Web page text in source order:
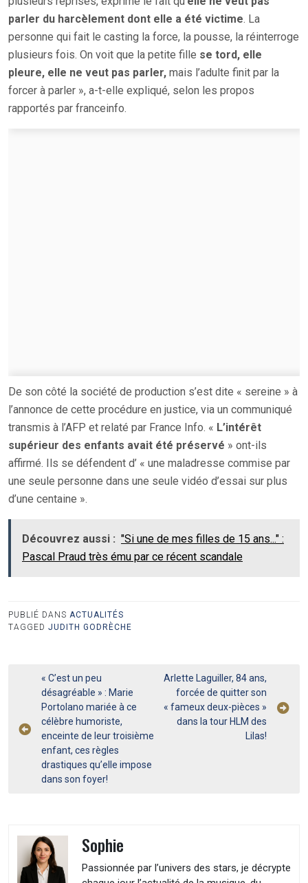
parler du harcèlement dont elle a été victime. La
personne qui fait le casting la force, la pousse, la réinterroge
plusieurs fois. On voit que la petite fille se tord, elle
pleure, elle ne veut pas parler, mais l’adulte finit par la
forcer à parler », a-t-elle expliqué, selon les propos
rapportés par franceinfo.
De son côté la société de production s’est dite « sereine » à
l’annonce de cette procédure en justice, via un communiqué
transmis à l’AFP et relaté par France Info. « L’intérêt
supérieur des enfants avait été préservé » ont-ils
affirmé. Ils se défendent d’ « une maladresse commise par
une seule personne dans une seule vidéo d’essai sur plus
d’une centaine ».
Découvrez aussi : "Si une de mes filles de 15 ans..." :
Pascal Praud très ému par ce récent scandale
PUBLIÉ DANS ACTUALITÉS
TAGGED JUDITH GODRÈCHE
Navigation
l’article
« C’est un peu
désagréable » : Marie
Portolano mariée à ce
célèbre humoriste,
enceinte de leur troisième
enfant, ces règles
drastiques qu’elle impose
dans son foyer!
Arlette Laguiller, 84 ans,
forcée de quitter son
« fameux deux-pièces »
dans la tour HLM des
Lilas!
Sophie
Passionnée par l’univers des stars, je décrypte